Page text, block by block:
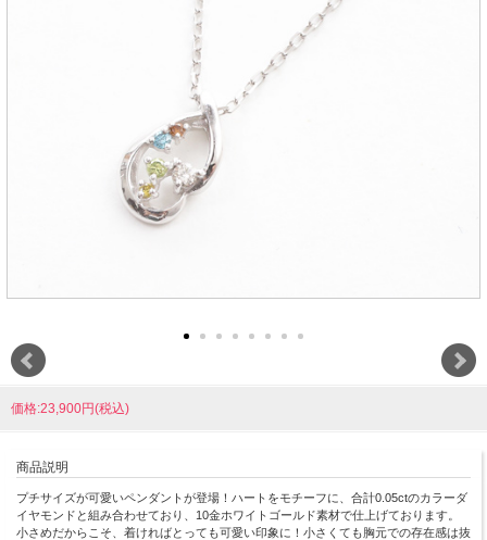
価格:23,900円(税込)
商品説明
プチサイズが可愛いペンダントが登場！ハートをモチーフに、合計0.05ctのカラーダ
イヤモンドと組み合わせており、10金ホワイトゴールド素材で仕上げております。
小さめだからこそ、着ければとっても可愛い印象に！小さくても胸元での存在感は抜